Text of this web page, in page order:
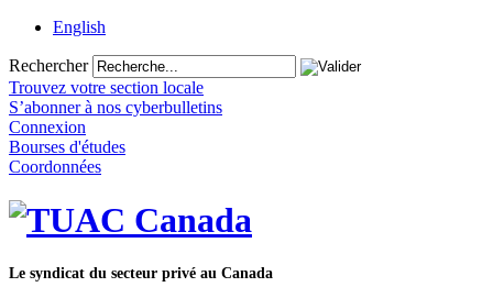
English
Rechercher
Trouvez votre section locale
S’abonner à nos cyberbulletins
Connexion
Bourses d'études
Coordonnées
Le syndicat du secteur privé au Canada